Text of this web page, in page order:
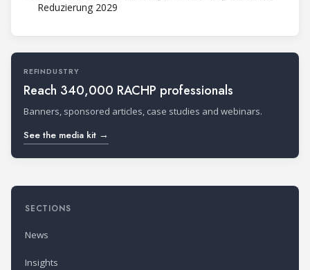
Reduzierung 2029
REFINDUSTRY
Reach 340,000 RACHP professionals
Banners, sponsored articles, case studies and webinars.
See the media kit →
SECTIONS
News
Insights